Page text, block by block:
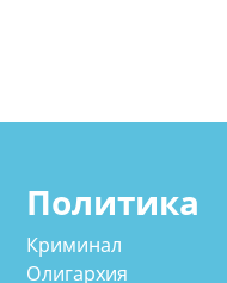
Политика
Криминал
Олигархия